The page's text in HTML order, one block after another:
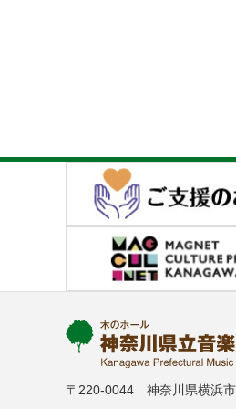
〒220-0044 神奈川県横浜